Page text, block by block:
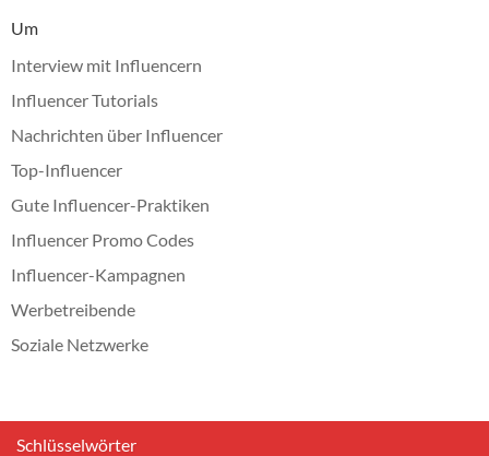
Um
Interview mit Influencern
Influencer Tutorials
Nachrichten über Influencer
Top-Influencer
Gute Influencer-Praktiken
Influencer Promo Codes
Influencer-Kampagnen
Werbetreibende
Soziale Netzwerke
Schlüsselwörter